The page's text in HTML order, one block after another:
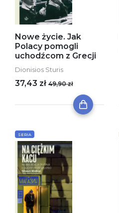
Nowe życie. Jak
Polacy pomogli
uchodźcom z Grecji
Dionisios Sturis
37,43 zł 49,90 zł
SERIA